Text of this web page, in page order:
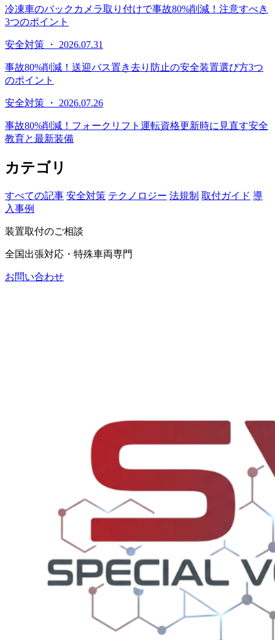
冷凍車のバックカメラ取り付けで事故80%削減！注意すべき
3つのポイント
安全対策 ・ 2026.07.31
事故80%削減！送迎バス置き去り防止の安全装置選び方3つ
のポイント
安全対策 ・ 2026.07.26
事故80%削減！フォークリフト運転資格更新時に見直す安全
教育と最新装備
カテゴリ
すべての記事 安全対策 テクノロジー 法規制 取付ガイド 導
入事例
装置取付のご相談
全国出張対応・特殊車両専門
お問い合わせ